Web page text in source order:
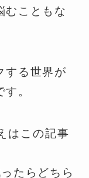
むこともな
する世界が
。
はこの記事
たらどちら